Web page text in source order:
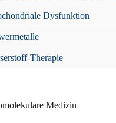
Dysfunktion
Therapie
Medizin